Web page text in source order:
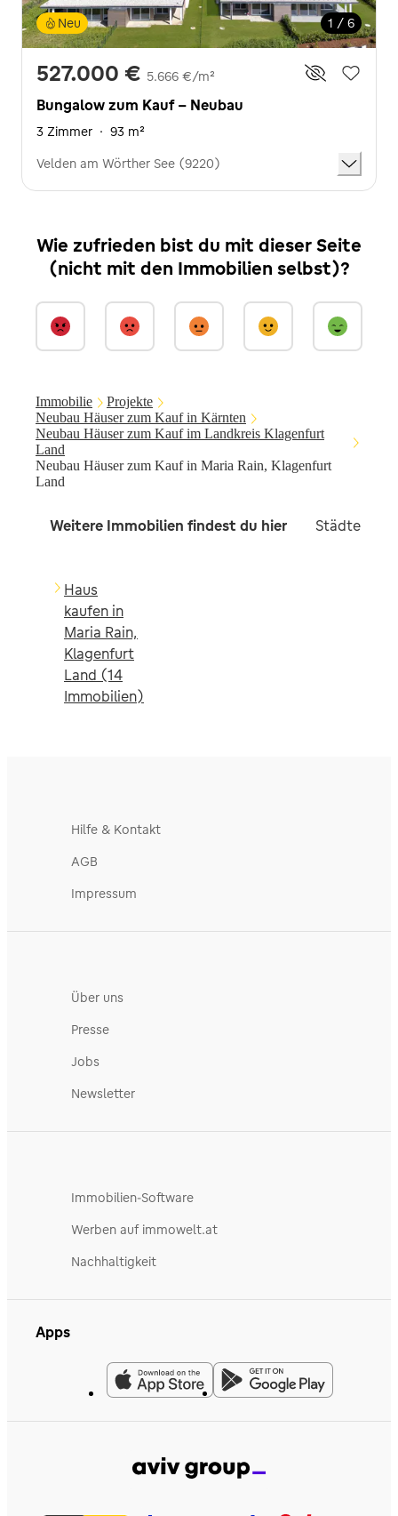
1 / 6
Neu
527.000 € 5.666 €/m²
Bungalow zum Kauf - Neubau
3 Zimmer · 93 m²
Velden am Wörther See (9220)
Wie zufrieden bist du mit dieser Seite
(nicht mit den Immobilien selbst)?
Immobilie
Projekte
Neubau Häuser zum Kauf in Kärnten
Neubau Häuser zum Kauf im Landkreis Klagenfurt
Land
Neubau Häuser zum Kauf in Maria Rain, Klagenfurt
Land
Weitere Immobilien findest du hier Städte in
Haus
kaufen in
Maria Rain,
Klagenfurt
Land (14
Immobilien)
Hilfe & Kontakt
AGB
Impressum
Über uns
Presse
Jobs
Newsletter
Immobilien-Software
Werben auf immowelt.at
Nachhaltigkeit
Apps